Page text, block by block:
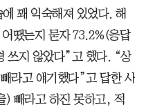
꽤 익숙해져 있었다. 해
땠는지 묻자 73.2%(응답
쓰지 않았다”고 했다. “상
라고 얘기했다”고 답한 사
) 빼라고 하진 못하고, 적